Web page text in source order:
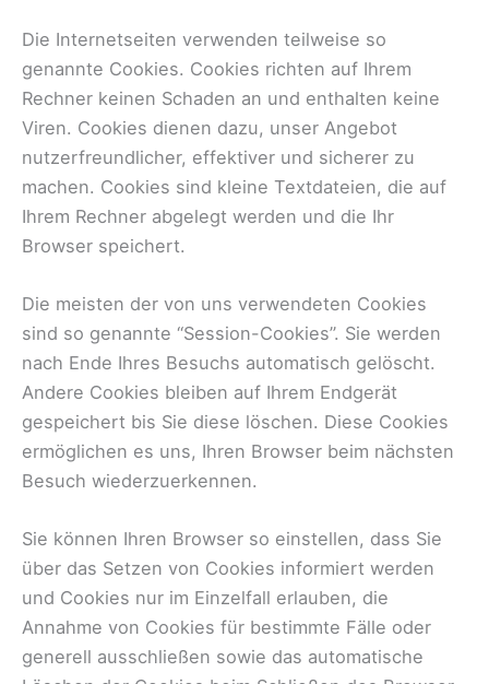
Die Internetseiten verwenden teilweise so
genannte Cookies. Cookies richten auf Ihrem
Rechner keinen Schaden an und enthalten keine
Viren. Cookies dienen dazu, unser Angebot
nutzerfreundlicher, effektiver und sicherer zu
machen. Cookies sind kleine Textdateien, die auf
Ihrem Rechner abgelegt werden und die Ihr
Browser speichert.
Die meisten der von uns verwendeten Cookies
sind so genannte “Session-Cookies”. Sie werden
nach Ende Ihres Besuchs automatisch gelöscht.
Andere Cookies bleiben auf Ihrem Endgerät
gespeichert bis Sie diese löschen. Diese Cookies
ermöglichen es uns, Ihren Browser beim nächsten
Besuch wiederzuerkennen.
Sie können Ihren Browser so einstellen, dass Sie
über das Setzen von Cookies informiert werden
und Cookies nur im Einzelfall erlauben, die
Annahme von Cookies für bestimmte Fälle oder
generell ausschließen sowie das automatische